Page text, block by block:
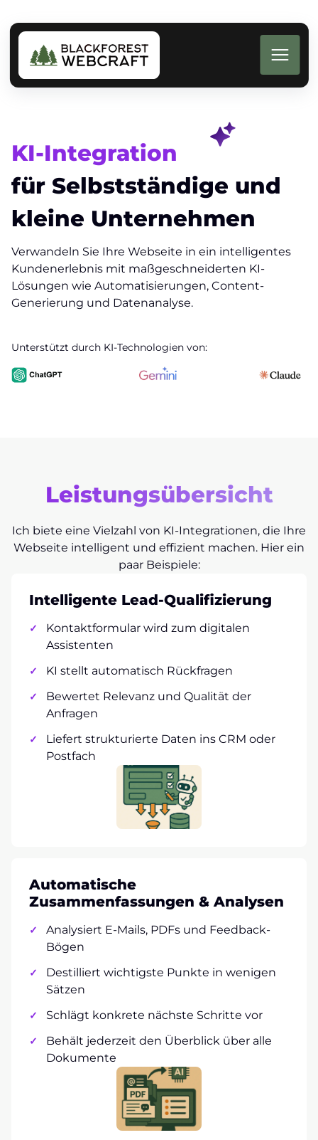
KI-Integration
für Selbstständige und
kleine Unternehmen
Verwandeln Sie Ihre Webseite in ein intelligentes
Kundenerlebnis mit maßgeschneiderten KI-
Lösungen wie Automatisierungen, Content-
Generierung und Datenanalyse.
Unterstützt durch KI-Technologien von:
Leistungsübersicht
Ich biete eine Vielzahl von KI-Integrationen, die Ihre
Webseite intelligent und effizient machen. Hier ein
paar Beispiele:
Intelligente Lead-Qualifizierung
Kontaktformular wird zum digitalen
Assistenten
KI stellt automatisch Rückfragen
Bewertet Relevanz und Qualität der
Anfragen
Liefert strukturierte Daten ins CRM oder
Postfach
Automatische
Zusammenfassungen & Analysen
Analysiert E-Mails, PDFs und Feedback-
Bögen
Destilliert wichtigste Punkte in wenigen
Sätzen
Schlägt konkrete nächste Schritte vor
Behält jederzeit den Überblick über alle
Dokumente